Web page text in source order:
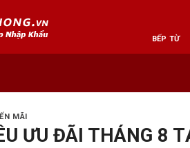
BẾP TỪ
MÃI
ƯU ĐÃI THÁNG 8